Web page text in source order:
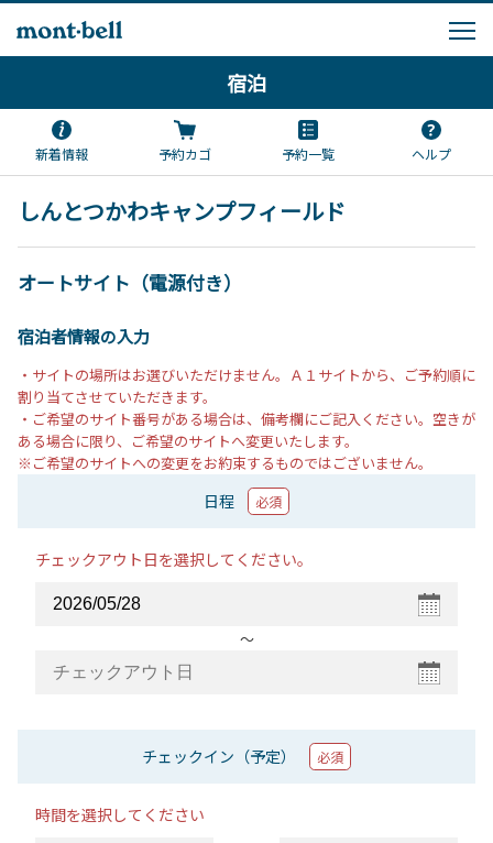
宿泊
新着情報 予約カゴ 予約一覧 ヘルプ
しんとつかわキャンプフィールド
オートサイト（電源付き）
宿泊者情報の入力
・サイトの場所はお選びいただけません。Ａ１サイトから、ご予約順に
割り当てさせていただきます。
・ご希望のサイト番号がある場合は、備考欄にご記入ください。空きが
ある場合に限り、ご希望のサイトへ変更いたします。
※ご希望のサイトへの変更をお約束するものではございません。
日程 必須
チェックアウト日を選択してください。
〜
チェックイン（予定） 必須
時間を選択してください